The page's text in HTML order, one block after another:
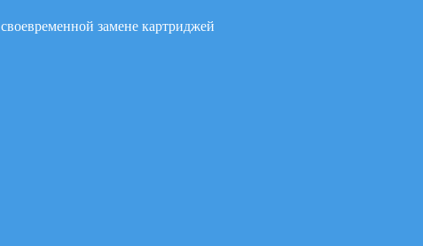
замене картриджей